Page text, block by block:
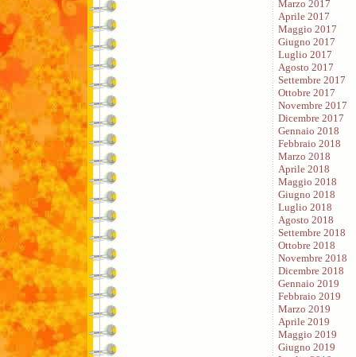
Marzo 2017
Aprile 2017
Maggio 2017
Giugno 2017
Luglio 2017
Agosto 2017
Settembre 2017
Ottobre 2017
Novembre 2017
Dicembre 2017
Gennaio 2018
Febbraio 2018
Marzo 2018
Aprile 2018
Maggio 2018
Giugno 2018
Luglio 2018
Agosto 2018
Settembre 2018
Ottobre 2018
Novembre 2018
Dicembre 2018
Gennaio 2019
Febbraio 2019
Marzo 2019
Aprile 2019
Maggio 2019
Giugno 2019